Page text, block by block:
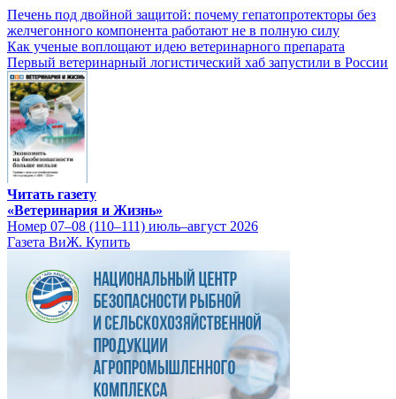
Печень под двойной защитой: почему гепатопротекторы без
желчегонного компонента работают не в полную силу
Как ученые воплощают идею ветеринарного препарата
Первый ветеринарный логистический хаб запустили в России
Читать газету
«Ветеринария и Жизнь»
Номер 07–08 (110–111) июль–август 2026
Газета ВиЖ. Купить